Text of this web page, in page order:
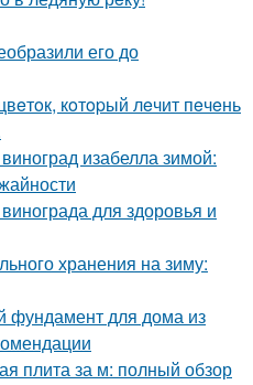
его до
кoтopый лeчит пeчeнь
изабелла зимой:
для здоровья и
хранения на зиму:
фундамент для дома из
плита за м: полный обзор